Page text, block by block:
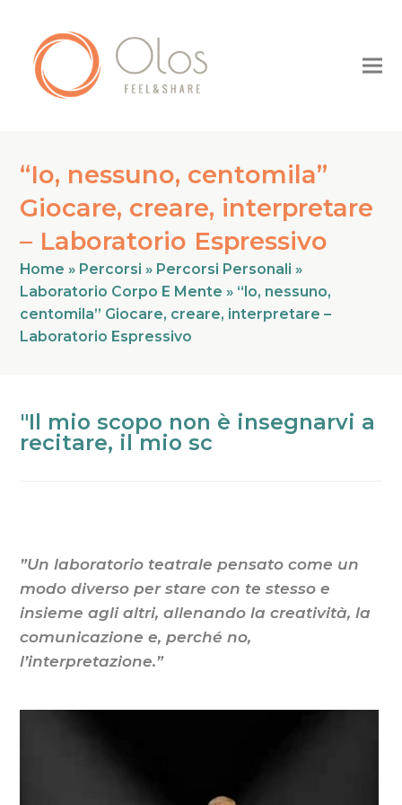
“Io, nessuno, centomila”
Giocare, creare, interpretare
– Laboratorio Espressivo
Home » Percorsi » Percorsi Personali »
Laboratorio Corpo E Mente » “Io, nessuno,
centomila” Giocare, creare, interpretare –
Laboratorio Espressivo
"Il
mio
recitare,
il
mio
scopo
è
aiutarvi
creare
"Il mio scopo non è insegnarvi a
recitare, il mio scopo è aiutar
”Un laboratorio teatrale pensato come un
modo diverso per stare con te stesso e
insieme agli altri, allenando la creatività, la
comunicazione e, perché no,
l’interpretazione.”